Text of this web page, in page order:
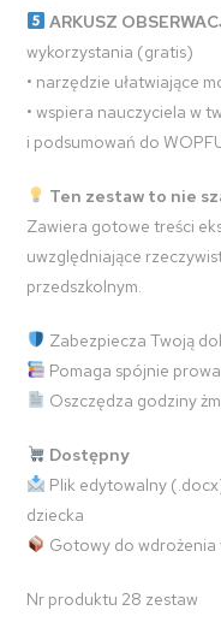
ARKUSZ
wykorzystania (gratis)
• narzędzie ułatwiające
• wspiera nauczyciela w
i podsumowań do
Ten zestaw to nie
Zawiera gotowe treści
uwzględniające
przedszkolnym.
Zabezpiecza Twoją
Pomaga spójnie
Oszczędza godziny
Dostępny
Plik edytowalny
dziecka
Gotowy do wdrożenia
Nr produktu 28 zestaw